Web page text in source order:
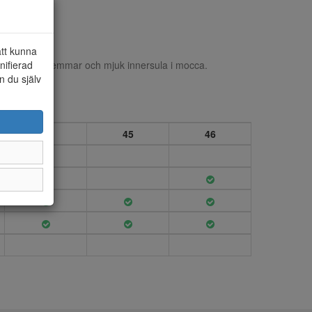
remmar och mjuk innersula i mocca.
44 45 46
kunna
du själv